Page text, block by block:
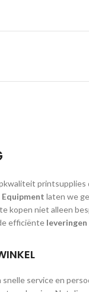
printsupplies
laten we
kopen niet alleen
efficiënte
service en